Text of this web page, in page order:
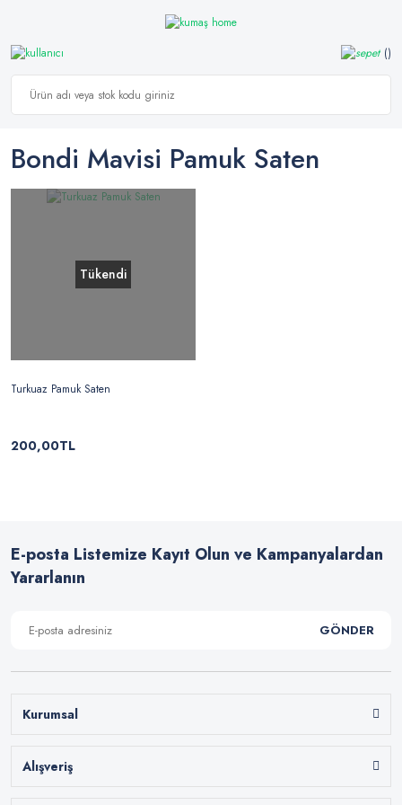
Bondi Mavisi Pamuk Saten
Tükendi
Turkuaz Pamuk Saten
200,00TL
E-posta Listemize Kayıt Olun ve Kampanyalardan
Yararlanın
GÖNDER
Kurumsal
Alışveriş